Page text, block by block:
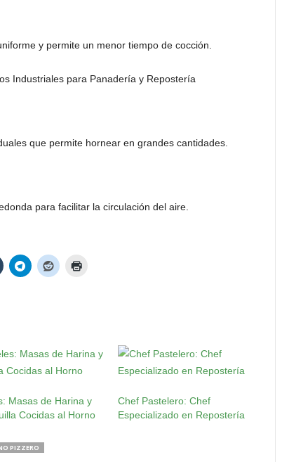
y permite un menor tiempo de cocción.
que permite hornear en grandes cantidades.
para facilitar la circulación del aire.
Masas de Harina y
Cocidas al Horno
Chef Pastelero: Chef
Especializado en Repostería
PIZZERO